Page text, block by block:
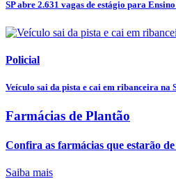
SP abre 2.631 vagas de estágio para
Policial
Veículo sai da pista e cai em ribanceira na
Farmácias de Plantão
Confira as farmácias que estarão
Saiba mais